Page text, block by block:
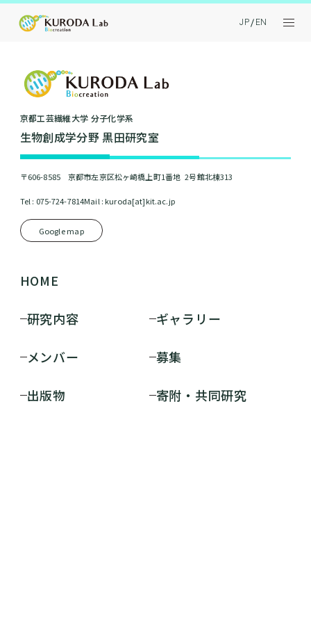
JP EN
京都⼯芸繊維⼤学 分⼦化学系
⽣物創成学分野 黒⽥研究室
〒606-8585 京都市左京区松ヶ崎橋上町1番地 2号館北棟313
Tel : 075-724-7814Mail : kuroda[at]kit.ac.jp
Google map
HOME
研究内容
メンバー
出版物
ギャラリー
募集
寄附・共同研究